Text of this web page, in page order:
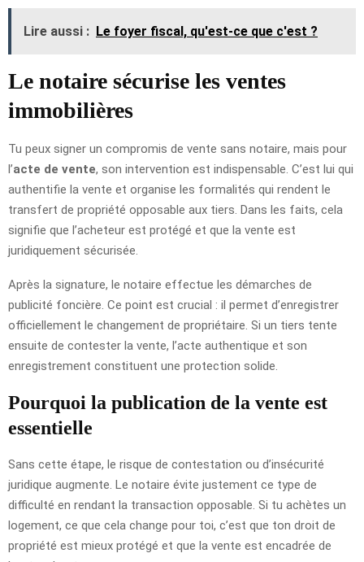
Lire aussi : Le foyer fiscal, qu'est-ce que c'est ?
Le notaire sécurise les ventes
immobilières
Tu peux signer un compromis de vente sans notaire, mais pour
l’acte de vente, son intervention est indispensable. C’est lui qui
authentifie la vente et organise les formalités qui rendent le
transfert de propriété opposable aux tiers. Dans les faits, cela
signifie que l’acheteur est protégé et que la vente est
juridiquement sécurisée.
Après la signature, le notaire effectue les démarches de
publicité foncière. Ce point est crucial : il permet d’enregistrer
officiellement le changement de propriétaire. Si un tiers tente
ensuite de contester la vente, l’acte authentique et son
enregistrement constituent une protection solide.
Pourquoi la publication de la vente est
essentielle
Sans cette étape, le risque de contestation ou d’insécurité
juridique augmente. Le notaire évite justement ce type de
difficulté en rendant la transaction opposable. Si tu achètes un
logement, ce que cela change pour toi, c’est que ton droit de
propriété est mieux protégé et que la vente est encadrée de